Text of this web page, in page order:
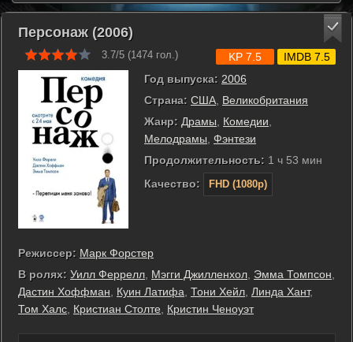
Персонаж (2006)
3.7/5 (1474 гол.)
Год выпуска: 2006
Страна: США Великобритания
Жанр: Драмы Комедии
Мелодрамы Фэнтези
Продолжительность: 1 ч 53 мин
Качество:
FHD (1080p)
KP 7.5 IMDB 7.5
Режиссер: Марк Форстер
В ролях: Уилл Феррелл Мэгги Джилленхол Эмма Томпсон
Дастин Хоффман
Куин Латифа Тони Хейл Линда Хант,
Том Халс Кристиан Столте Кристин Ченоуэт